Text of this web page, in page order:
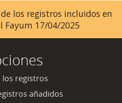
los registros incluidos en
Fayum 17/04/2025
los registros
añadidos